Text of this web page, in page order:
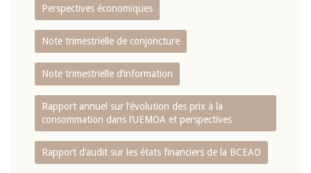
Perspectives économiques
Note trimestrielle de conjoncture
Note trimestrielle d‘information
Rapport annuel sur l‘évolution des prix à la
consommation dans l‘UEMOA et perspectives
Rapport d‘audit sur les états financiers de la BCEAO